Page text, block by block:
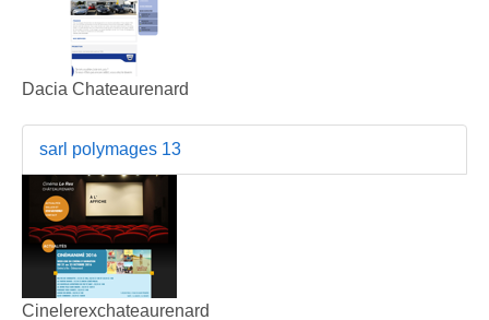
Dacia Chateaurenard
sarl polymages 13
Cinelerexchateaurenard